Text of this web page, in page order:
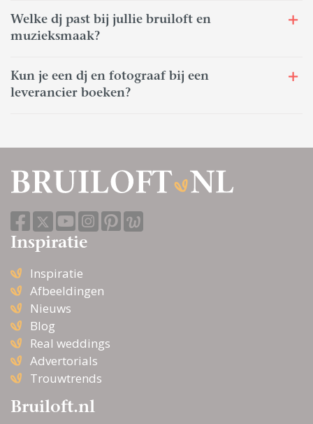
Welke dj past bij jullie bruiloft en
muzieksmaak?
Kun je een dj en fotograaf bij een
leverancier boeken?
Inspiratie
Inspiratie
Afbeeldingen
Nieuws
Blog
Real weddings
Advertorials
Trouwtrends
Bruiloft.nl